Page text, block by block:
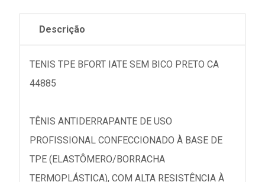
Descrição
TENIS TPE BFORT IATE SEM BICO PRETO CA
44885
TÊNIS ANTIDERRAPANTE DE USO
PROFISSIONAL CONFECCIONADO À BASE DE
TPE (ELASTÔMERO/BORRACHA
TERMOPLÁSTICA), COM ALTA RESISTÊNCIA À